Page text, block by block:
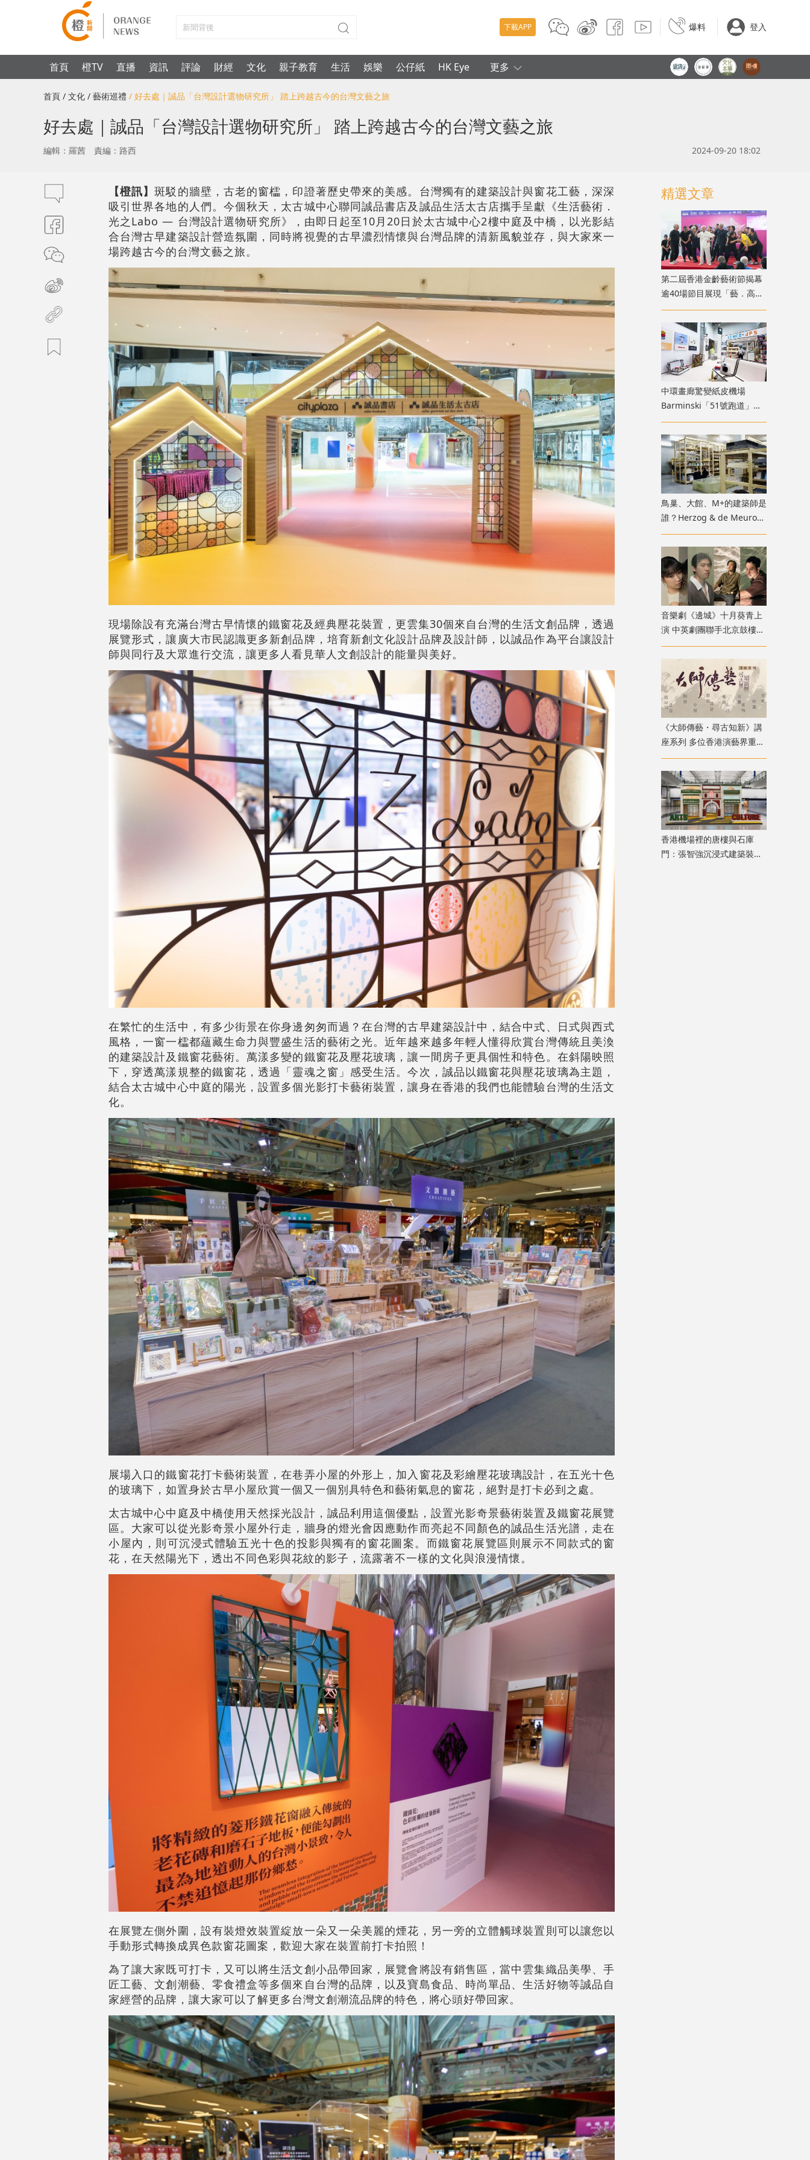
下載APP 爆料 登入
首頁 橙TV 直播 資訊 評論 財經 文化 親子教育 生活 娛樂 公仔紙 HK Eye 更多
首頁 / 文化 / 藝術巡禮 / 好去處｜誠品「台灣設計選物研究所」 踏上跨越古今的台灣文藝之旅
好去處｜誠品「台灣設計選物研究所」 踏上跨越古今的台灣文藝之旅
編輯：羅茜 責編：路西 2024-09-20 18:02
【橙訊】斑駁的牆壁，古老的窗櫺，印證著歷史帶來的美感。台灣獨有的建築設計與窗花工藝，深深
吸引世界各地的人們。今個秋天，太古城中心聯同誠品書店及誠品生活太古店攜手呈獻《生活藝術．
光之Labo — 台灣設計選物研究所》，由即日起至10月20日於太古城中心2樓中庭及中橋，以光影結
合台灣古早建築設計營造氛圍，同時將視覺的古早濃烈情懷與台灣品牌的清新風貌並存，與大家來一
場跨越古今的台灣文藝之旅。
現場除設有充滿台灣古早情懷的鐵窗花及經典壓花裝置，更雲集30個來自台灣的生活文創品牌，透過
展覽形式，讓廣大市民認識更多新創品牌，培育新創文化設計品牌及設計師，以誠品作為平台讓設計
師與同行及大眾進行交流，讓更多人看見華人文創設計的能量與美好。
在繁忙的生活中，有多少街景在你身邊匆匆而過？在台灣的古早建築設計中，結合中式、日式與西式
風格，一窗一櫺都蘊藏生命力與豐盛生活的藝術之光。近年越來越多年輕人懂得欣賞台灣傳統且美渙
的建築設計及鐵窗花藝術。萬漾多變的鐵窗花及壓花玻璃，讓一間房子更具個性和特色。在斜陽映照
下，穿透萬漾規整的鐵窗花，透過「靈魂之窗」感受生活。今次，誠品以鐵窗花與壓花玻璃為主題，
結合太古城中心中庭的陽光，設置多個光影打卡藝術裝置，讓身在香港的我們也能體驗台灣的生活文
化。
展場入口的鐵窗花打卡藝術裝置，在巷弄小屋的外形上，加入窗花及彩繪壓花玻璃設計，在五光十色
的玻璃下，如置身於古早小屋欣賞一個又一個別具特色和藝術氣息的窗花，絕對是打卡必到之處。
太古城中心中庭及中橋使用天然採光設計，誠品利用這個優點，設置光影奇景藝術裝置及鐵窗花展覽
區。大家可以從光影奇景小屋外行走，牆身的燈光會因應動作而亮起不同顏色的誠品生活光譜，走在
小屋內，則可沉浸式體驗五光十色的投影與獨有的窗花圖案。而鐵窗花展覽區則展示不同款式的窗
花，在天然陽光下，透出不同色彩與花紋的影子，流露著不一樣的文化與浪漫情懷。
在展覽左側外圍，設有裝燈效裝置綻放一朵又一朵美麗的煙花，另一旁的立體觸球裝置則可以讓您以
手動形式轉換成異色款窗花圖案，歡迎大家在裝置前打卡拍照！
為了讓大家既可打卡，又可以將生活文創小品帶回家，展覽會將設有銷售區，當中雲集織品美學、手
匠工藝、文創潮藝、零食禮盒等多個來自台灣的品牌，以及寶島食品、時尚單品、生活好物等誠品自
家經營的品牌，讓大家可以了解更多台灣文創潮流品牌的特色，將心頭好帶回家。
精選文章
第二屆香港金齡藝術節揭幕
逾40場節目展現「藝．高齡
膽大」生命力
中環畫廊驚變紙皮機場
Barminski「51號跑道」用
紙箱建造星際航廈
鳥巢、大館、M+的建築師是
誰？Herzog & de Meuron
展覽9月M+揭開創作過程
音樂劇《邊城》十月葵青上
演 中英劇團聯手北京鼓樓西
戲劇 演繹湘西純美與遺憾
《大師傳藝・尋古知新》講
座系列 多位香港演藝界重量
級嘉賓登場
香港機場裡的唐樓與石庫
門：張智強沉浸式建築裝置